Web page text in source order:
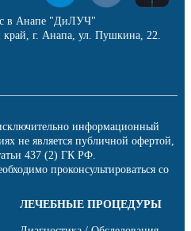
в Анапе "ДиЛУЧ"
край, г. Анапа, ул. Пушкина, 22.
информационный
не является публичной офертой,
437 (2) ГК РФ.
проконсультироваться со
ЛЕЧЕБНЫЕ ПРОЦЕДУРЫ